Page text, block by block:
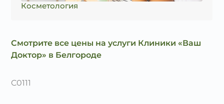
Косметология
Смотрите все цены на услуги Клиники «Ваш
Доктор» в Белгороде
C0111